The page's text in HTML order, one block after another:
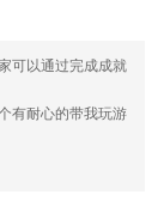
可以通过完成成就
有耐心的带我玩游